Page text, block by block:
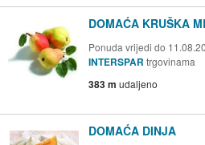
DOMAĆA KRUŠKA
Ponuda vrijedi do
INTERSPAR trgovinama
383 m udaljeno
DOMAĆA DINJA